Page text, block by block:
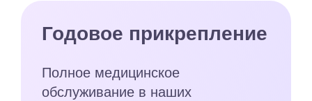
Годовое прикрепление
Полное медицинское
обслуживание в наших